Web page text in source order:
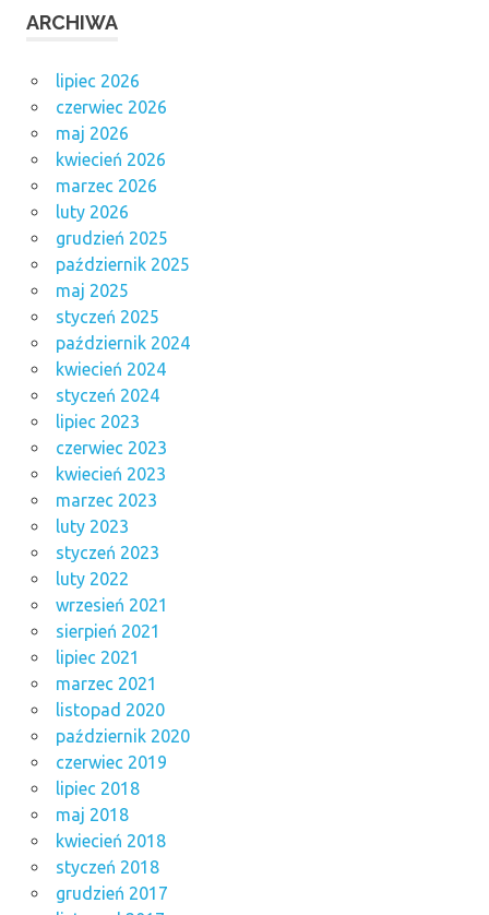
ARCHIWA
lipiec 2026
czerwiec 2026
maj 2026
kwiecień 2026
marzec 2026
luty 2026
grudzień 2025
październik 2025
maj 2025
styczeń 2025
październik 2024
kwiecień 2024
styczeń 2024
lipiec 2023
czerwiec 2023
kwiecień 2023
marzec 2023
luty 2023
styczeń 2023
luty 2022
wrzesień 2021
sierpień 2021
lipiec 2021
marzec 2021
listopad 2020
październik 2020
czerwiec 2019
lipiec 2018
maj 2018
kwiecień 2018
styczeń 2018
grudzień 2017